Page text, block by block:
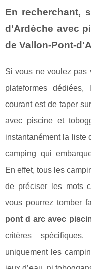
En recherchant,
d'Ardèche avec
de Vallon-Pont-
Si vous ne voulez pas
plateformes
courant est de taper
avec piscine et
instantanément la liste
camping qui
En effet, tous les
de préciser les mots
vous pourrez tomber
pont d arc avec
critères
uniquement les